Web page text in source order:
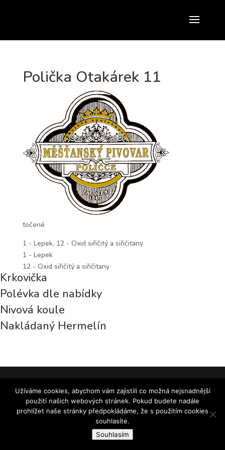
Polička Otakárek 11
točené
1 - Lepek, 12 - Oxid siřičitý a siřičitany
1 - Lepek
12 - Oxid siřičitý a siřičitany
Krkovička
Polévka dle nabídky
Nivová koule
Nakládaný Hermelín
Užíváme cookies, abychom vám zajistili co možná nejsnadnější
použití našich webových stránek. Pokud budete nadále
prohlížet naše stránky předpokládáme, že s použitím cookies
souhlasíte.
Souhlasím